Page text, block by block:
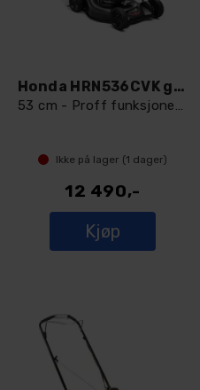
Honda HRN536CVK gressklipper
53 cm - Proff funksjoner for entusiaster
Ikke på lager (1 dager)
12 490,-
Kjøp